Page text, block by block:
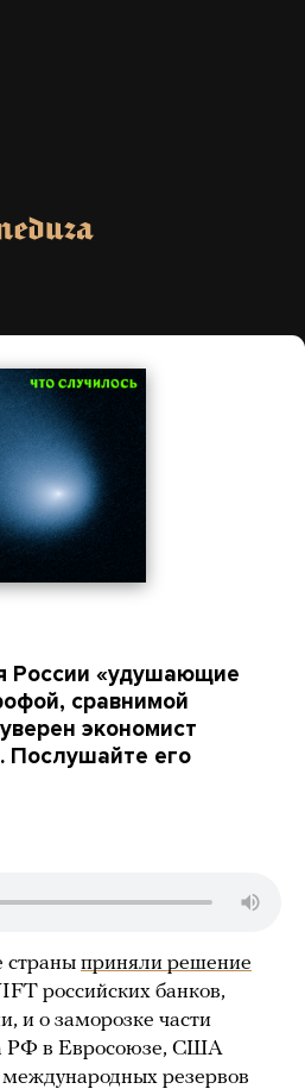
России «удушающие
сравнимой
экономист
Послушайте его
страны приняли решение
российских банков,
и о заморозке части
РФ в Евросоюзе, США
резервов